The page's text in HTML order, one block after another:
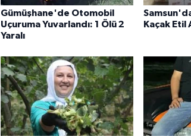
Gümüşhane'de Otomobil
Uçuruma Yuvarlandı: 1 Ölü 2
Yaralı
Kaçak Etil